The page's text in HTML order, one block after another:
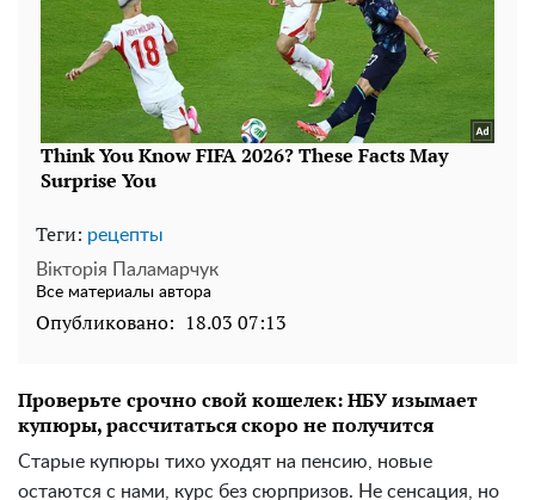
Теги: рецепты
Вікторія Паламарчук
Все материалы автора
Опубликовано: 18.03 07:13
Проверьте срочно свой кошелек: НБУ изымает
купюры, рассчитаться скоро не получится
Старые купюры тихо уходят на пенсию, новые
остаются с нами, курс без сюрпризов. Не сенсация, но